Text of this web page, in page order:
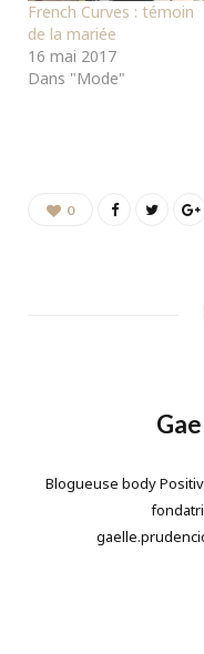
French Curves : témoin
de la mariée
16 mai 2017
Dans "Mode"
0
Blogueuse body